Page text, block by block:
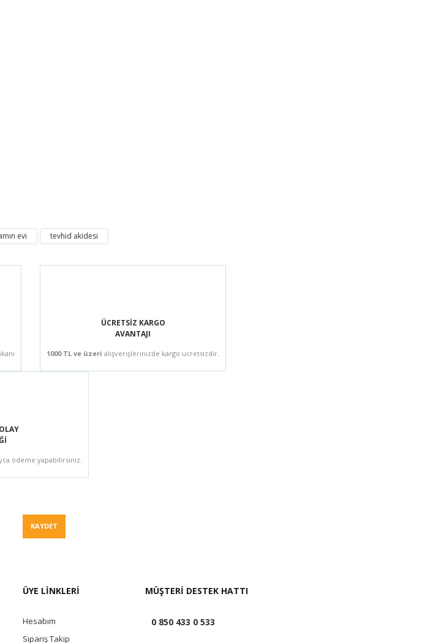
evi tevhid akidesi
ÜCRETSİZ KARGO
AVANTAJI
1000 TL ve üzeri alışverişlerinizde kargo ücretsizdir.
ödeme yapabilirsiniz.
KAYDET
ÜYE LİNKLERİ
Hesabım
Sipariş Takip
MÜŞTERİ DESTEK HATTI
0 850 433 0 533